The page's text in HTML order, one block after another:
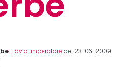
Flavia Imperatore del 23-06-2009